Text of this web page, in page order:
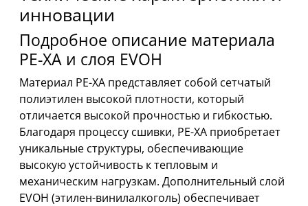
инновации
Подробное описание материала
PE-XA и слоя EVOH
Материал PE-XA представляет собой сетчатый
полиэтилен высокой плотности, который
отличается высокой прочностью и гибкостью.
Благодаря процессу сшивки, PE-XA приобретает
уникальные структуры, обеспечивающие
высокую устойчивость к тепловым и
механическим нагрузкам. Дополнительный слой
EVOH (этилен-винилалкоголь) обеспечивает